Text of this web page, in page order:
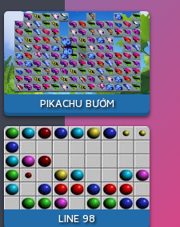
Đua
Xe
Game
Minecraft
Game
Among
Us
Game
PIKACHU BƯỚM
LINE 98